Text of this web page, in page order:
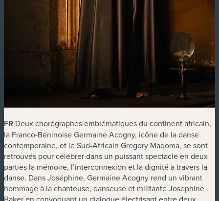
FR Deux chorégraphes emblématiques du continent africain,
la Franco-Béninoise Germaine Acogny, icône de la danse
contemporaine, et le Sud-Africain Gregory Maqoma, se sont
retrouvés pour célébrer dans un puissant spectacle en deux
parties la mémoire, l’interconnexion et la dignité à travers la
danse. DansJoséphine, Germaine Acogny rend un vibrant
hommage à la chanteuse, danseuse et militante Josephine